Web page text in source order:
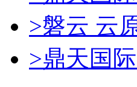
>磐云 云
>鼎天国